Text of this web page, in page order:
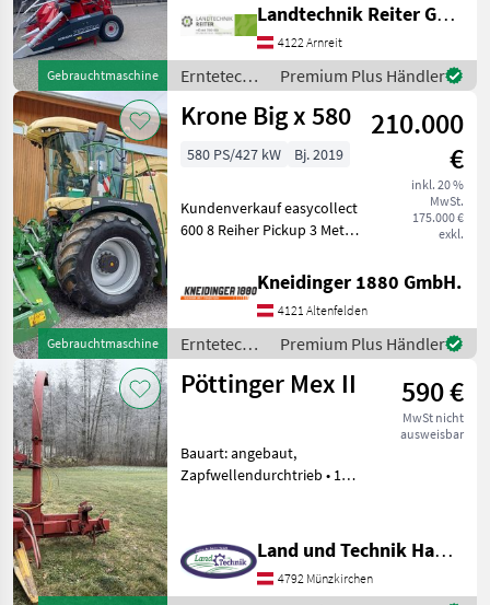
Gebrauchtmaschine
Maishäcksler Predator 3000
der Maishäcksler sieht
ähnlich aus wie der
"Kemper Champion 3000"
ein p
Landtechnik Reiter GmbH.
4122 Arnreit
Erntetechnik
Ackerbau /
Sonstige
Premium Plus Händler
Gebrauchtmaschine
Krone Big x 580
210.000
€
inkl. 20 %
MwSt.
175.000 €
exkl.
580 PS/427 kW Bj. 2019
Kundenverkauf easycollect
600 8 Reiher Pickup 3 Meter
2301 Motorstunden
Erntetechnik Ackerbau
Feldhäcksler
Kneidinger 1880 GmbH.
4121 Altenfelden
Erntetechnik
Ackerbau /
Krone
Premium Plus Händler
Pöttinger Mex II 590 €
MwSt nicht
ausweisbar
Bauart: angebaut,
Zapfwellendurchtrieb • 1
Erntetechnik Ackerbau
Feldhäcksler
Land und Technik HandelsgesmbH
4792 Münzkirchen